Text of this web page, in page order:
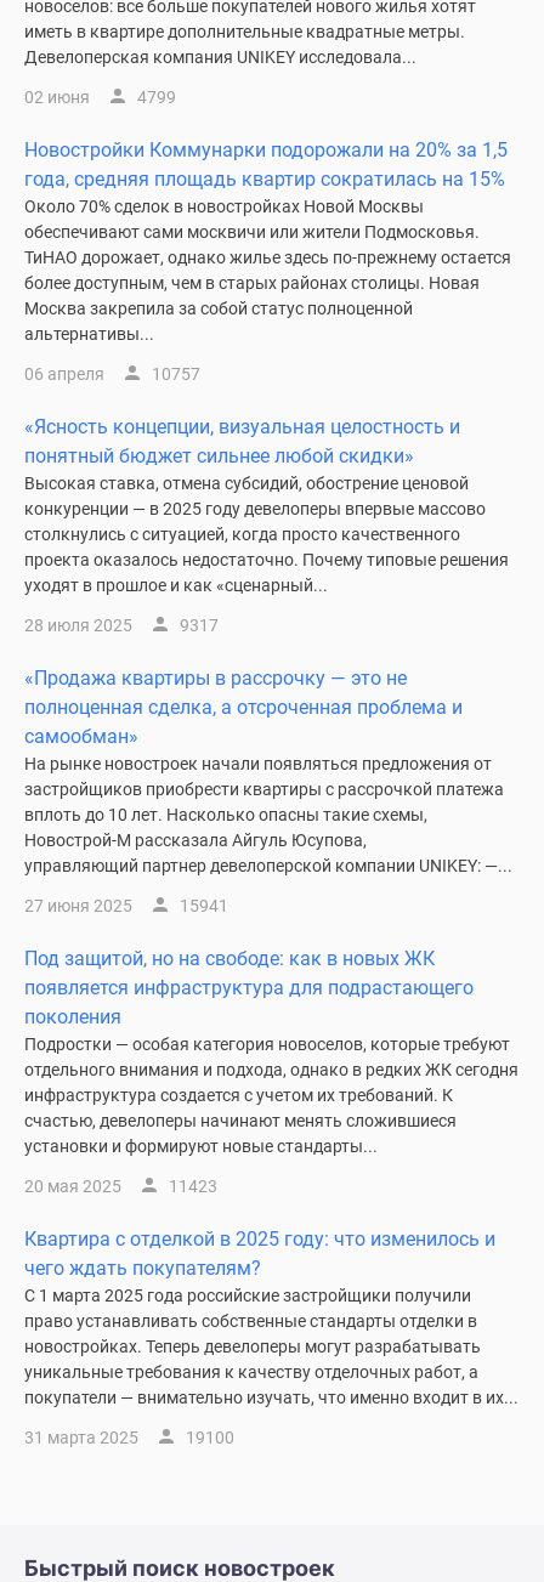
Дзен
Машино-
места
#траншевая
ипотека
#рассрочка
ИТ-
ипотека
Квартиры
скидками
Видео
360°
новостроек
Субсидированная
застройщиком
Rutube
дома
Москве
Программа
реновации
Москве
Новостройки
премиум-
класса
бизнес-
класса
Рассрочка
Траншевая
ипотека
Дома
коттеджи
Коттеджные
Новой
Москве
Готовые
коттеджные
поселки
Строящиеся
коттеджные
новоселов: все больше покупателей нового жилья хотят
иметь в квартире дополнительные квадратные метры.
Девелоперская компания UNIKEY исследовала...
02 июня 4799
Новостройки Коммунарки подорожали на 20% за 1,5
года, средняя площадь квартир сократилась на 15%
Около 70% сделок в новостройках Новой Москвы
обеспечивают сами москвичи или жители Подмосковья.
ТиНАО дорожает, однако жилье здесь по-прежнему остается
более доступным, чем в старых районах столицы. Новая
Москва закрепила за собой статус полноценной
альтернативы...
06 апреля 10757
«Ясность концепции, визуальная целостность и
понятный бюджет сильнее любой скидки»
Высокая ставка, отмена субсидий, обострение ценовой
конкуренции — в 2025 году девелоперы впервые массово
столкнулись с ситуацией, когда просто качественного
проекта оказалось недостаточно. Почему типовые решения
уходят в прошлое и как «сценарный...
28 июля 2025 9317
«Продажа квартиры в рассрочку — это не
полноценная сделка, а отсроченная проблема и
самообман»
На рынке новостроек начали появляться предложения от
застройщиков приобрести квартиры с рассрочкой платежа
вплоть до 10 лет. Насколько опасны такие схемы,
Новострой-М рассказала Айгуль Юсупова,
управляющий партнер девелоперской компании UNIKEY: —...
27 июня 2025 15941
Под защитой, но на свободе: как в новых ЖК
появляется инфраструктура для подрастающего
поколения
Подростки — особая категория новоселов, которые требуют
отдельного внимания и подхода, однако в редких ЖК сегодня
инфраструктура создается с учетом их требований. К
счастью, девелоперы начинают менять сложившиеся
установки и формируют новые стандарты...
20 мая 2025 11423
Квартира с отделкой в 2025 году: что изменилось и
чего ждать покупателям?
С 1 марта 2025 года российские застройщики получили
право устанавливать собственные стандарты отделки в
новостройках. Теперь девелоперы могут разрабатывать
уникальные требования к качеству отделочных работ, а
покупатели — внимательно изучать, что именно входит в их...
31 марта 2025 19100
Быстрый поиск новостроек